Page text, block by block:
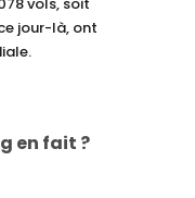
vols, soit
jour-là, ont
en fait ?